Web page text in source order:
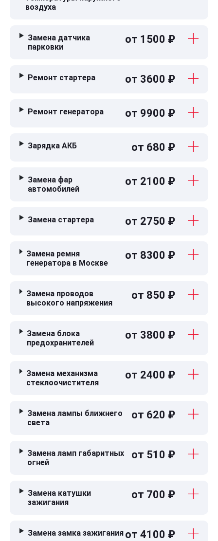
воздуха
Замена датчика
парковки
от 1500 ₽
Ремонт стартера от 3600 ₽
Ремонт генератора от 9900 ₽
Зарядка АКБ от 680 ₽
Замена фар
автомобилей
от 2100 ₽
Замена стартера от 2750 ₽
Замена ремня
генератора в Москве
от 8300 ₽
Замена проводов
высокого напряжения
от 850 ₽
Замена блока
предохранителей
от 3800 ₽
Замена механизма
стеклоочистителя
от 2400 ₽
Замена лампы ближнего
света
от 620 ₽
Замена ламп габаритных
огней
от 510 ₽
Замена катушки
зажигания
от 700 ₽
Замена замка зажигания от 4100 ₽